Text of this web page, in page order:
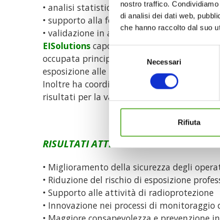
nostro traffico.
di analisi dei dati web,
che hanno raccolto dal suo
Selezione
del
Necessari
Rifiuta
• analisi statistica e reportistica
• supporto alla formazione e alle buone
• validazione in ambiente clinico reale.
EISolutions capofila del progetto
occupata principalmente dello sviluppo
esposizione alle radiazioni. Ha
Inoltre ha coordinato la fase finale di
risultati per la validazione del prodotto.
RISULTATI ATTESI E IMPATTO
• Miglioramento della sicurezza degli
• Riduzione del rischio di esposizione
• Supporto alle attività di radioprotezione
• Innovazione nei processi di monitoraggio